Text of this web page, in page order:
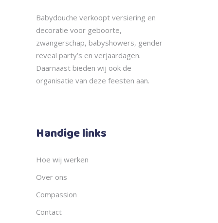
Babydouche verkoopt versiering en
decoratie voor geboorte,
zwangerschap, babyshowers, gender
reveal party’s en verjaardagen.
Daarnaast bieden wij ook de
organisatie van deze feesten aan.
Handige links
Hoe wij werken
Over ons
Compassion
Contact